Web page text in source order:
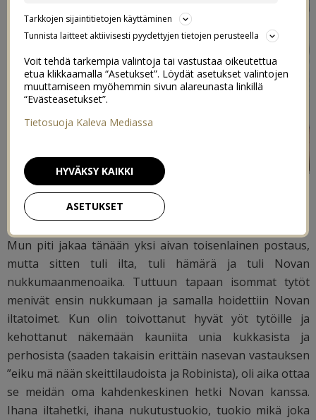
Headwrap saatu blogin kautta.
Mun piti jakaa tänään yksi aivan toisenlainen postaus,
mutta sitten tuli ilta, tuli hämärä ja tuli Novan
nukkumaanmenoaika. Tuttuun tapaan isommat tytöt
menivät ensin nukkumaan ja samalla hoidettiin Novan
iltatoimet. Kun olin toivottanut hyvät yöt tytöille ja
kehottanut näkemään kauniita unia kukkasista ja
perhosista (saaden takaisin erittäin nasevan vastauksen
”eiku mä nään skeittilaudoista ja Robinista), oli aika ottaa
se meidän oma kahdenkeskinen hetki Novan kanssa.
Ihana iltahetki, ihana nukutustuokio, tuokio mikä joka
Tarkkojen sijaintitietojen käyttäminen
Tunnista laitteet aktiivisesti pyydettyjen tietojen perusteella
Voit tehdä tarkempia valintoja tai vastustaa oikeutettua
etua klikkaamalla “Asetukset”. Löydät asetukset valintojen
muuttamiseen myöhemmin sivun alareunasta linkillä
“Evästeasetukset”.
Tietosuoja Kaleva Mediassa
ASETUKSET
HYVÄKSY KAIKKI